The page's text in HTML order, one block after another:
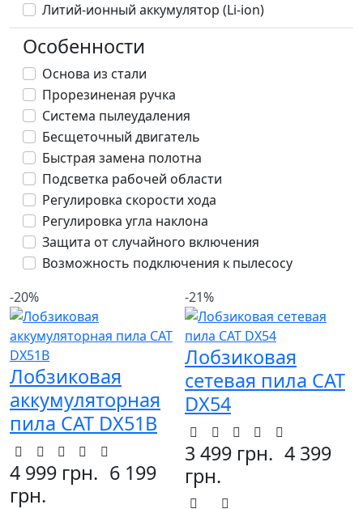
Литий-ионный аккумулятор (Li-ion)
Особенности
Основа из стали
Прорезиненая ручка
Система пылеудаления
Бесщеточный двигатель
Быстрая замена полотна
Подсветка рабочей области
Регулировка скорости хода
Регулировка угла наклона
Защита от случайного включения
Возможность подключения к пылесосу
-20%
Лобзиковая
аккумуляторная
пила CAT DX51B
4 999 грн. 6 199
грн.
-21%
Лобзиковая
сетевая пила CAT
DX54
3 499 грн. 4 399
грн.